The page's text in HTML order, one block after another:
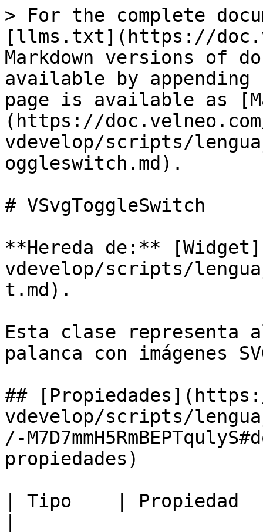
> For the complete
[llms.txt](https://
Markdown versions of
available by
page is available as
(https://
vdevelop/scripts/
oggleswitch.md).
# VSvgToggleSwitch
**Hereda de:**
vdevelop/scripts/
t.md).
Esta clase
palanca con imágenes
##
vdevelop/scripts/
/-
propiedades)
| Tipo    | Propiedad